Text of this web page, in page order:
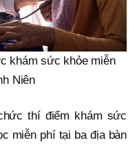
khám sức khỏe miễn
Niên
thí điểm khám sức
miễn phí tại ba địa bàn